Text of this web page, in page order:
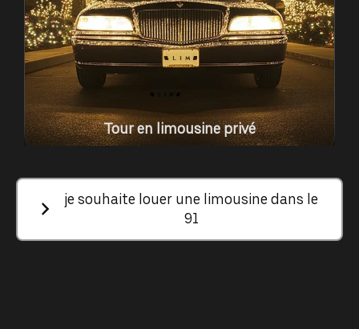
Tour en limousine privé
je souhaite louer une limousine dans le
91